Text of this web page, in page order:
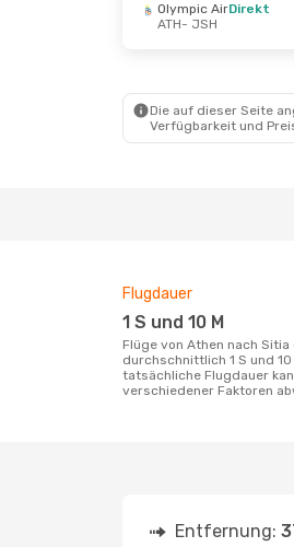
- Fr., 18. Sept.
Olympic AirDirekt
ATH- JSH
Die auf dieser Seite
Verfügbarkeit und
Flugdauer
1 S und 10 M
Flüge von Athen nach Sitia dauern
durchschnittlich 1 S und 10
tatsächliche Flugdauer
verschiedener Faktoren
Entfernung: